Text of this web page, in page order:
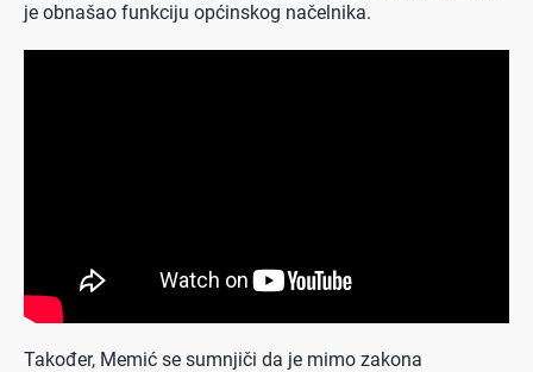
je obnašao funkciju općinskog načelnika.
Također, Memić se sumnjiči da je mimo zakona